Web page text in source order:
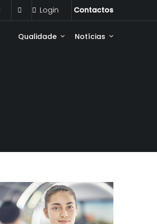
Login Contactos
Qualidade Notícias